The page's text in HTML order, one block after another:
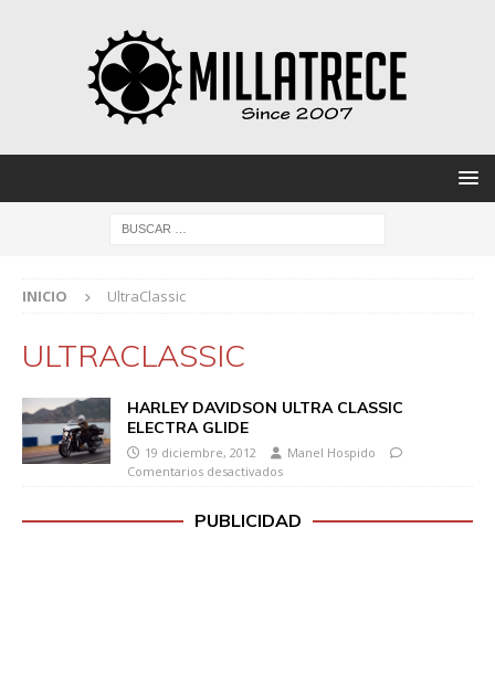
INICIO UltraClassic
ULTRACLASSIC
HARLEY DAVIDSON ULTRA CLASSIC
ELECTRA GLIDE
19 diciembre, 2012
Manel Hospido
Comentarios desactivados
PUBLICIDAD